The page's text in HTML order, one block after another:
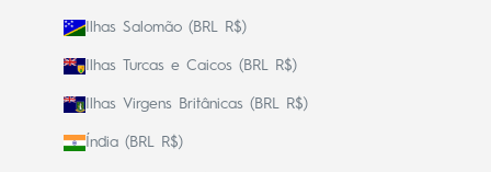
Ilhas Salomão (BRL R$)
Ilhas Turcas e Caicos (BRL R$)
Ilhas Virgens Britânicas (BRL R$)
Índia (BRL R$)